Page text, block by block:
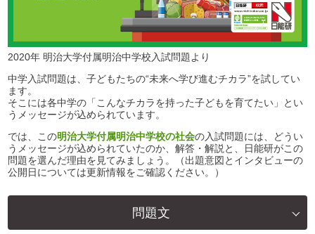
2020年 明治大学付属明治中学校入試問題より
中学入試問題は、子どもたちの“未来へ学び進むチカラ”を試してい
ます。
そこには各中学の「こんなチカラを持った子どもを育てたい」とい
うメッセージが込められています。
では、この明治大学付属明治中学校の社会の入試問題には、どうい
うメッセージが込められていたのか、解答・解説と、日能研がこの
問題を選んだ理由を見てみましょう。（出題意図とインタビューの
公開日については更新情報をご確認ください。）
問題文